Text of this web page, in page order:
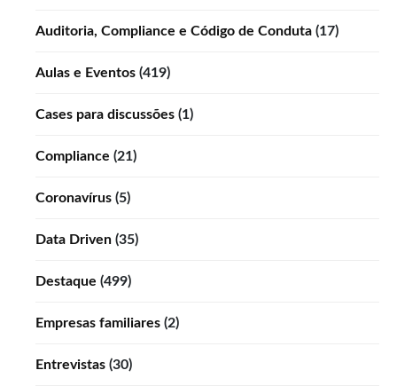
Auditoria, Compliance e Código de Conduta (17)
Aulas e Eventos (419)
Cases para discussões (1)
Compliance (21)
Coronavírus (5)
Data Driven (35)
Destaque (499)
Empresas familiares (2)
Entrevistas (30)